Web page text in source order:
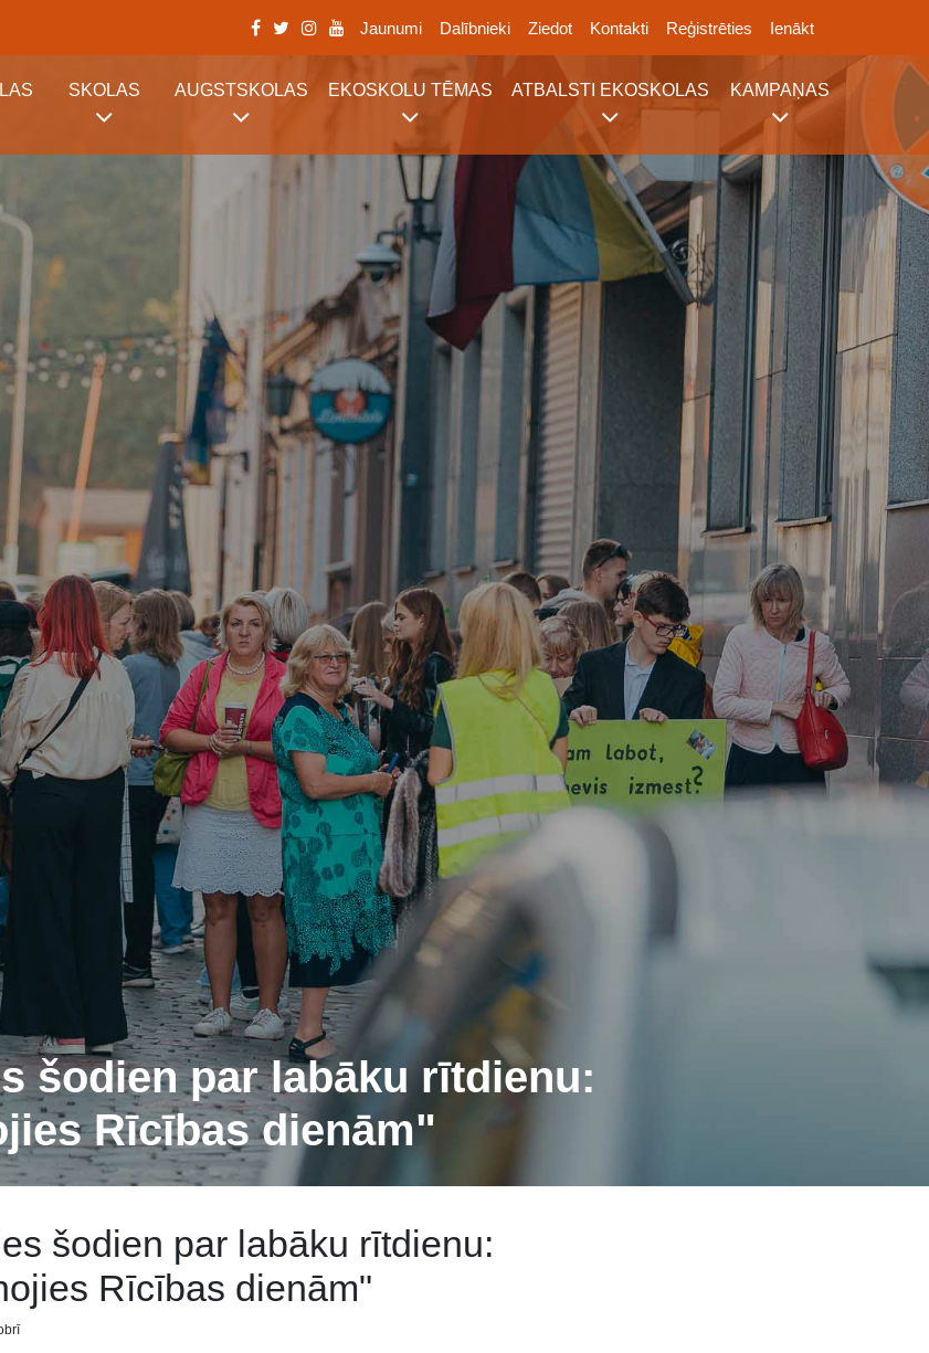
Jaunumi Dalībnieki Ziedot Kontakti Reģistrēties Ienākt
SKOLAS AUGSTSKOLAS EKOSKOLU TĒMAS ATBALSTI EKOSKOLAS KAMPAŅAS
šodien par labāku rītdienu:
Rīcības dienām"
šodien par labāku rītdienu:
Rīcības dienām"